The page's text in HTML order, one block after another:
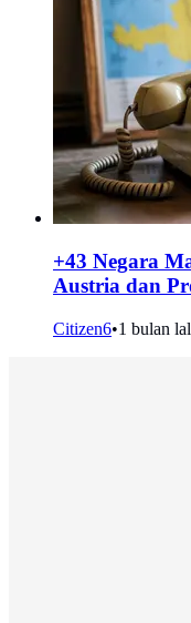
+43 Negara
Austria dan
Citizen6•1 bulan